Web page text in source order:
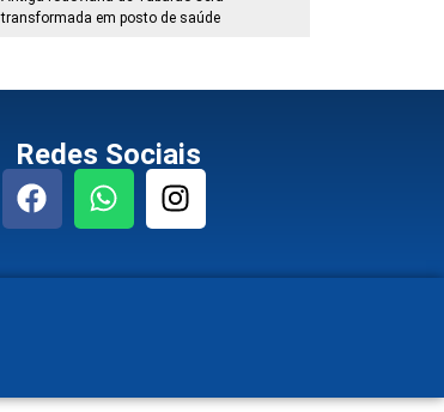
transformada em posto de saúde
Redes Sociais